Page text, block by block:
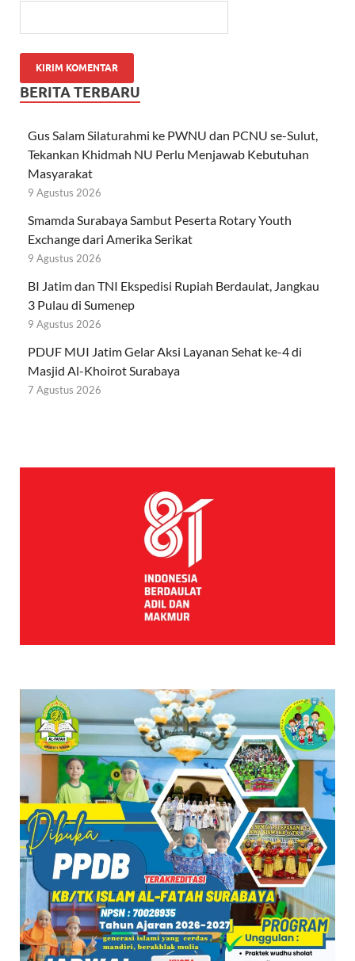
BERITA TERBARU
Gus Salam Silaturahmi ke PWNU dan PCNU se-Sulut,
Tekankan Khidmah NU Perlu Menjawab Kebutuhan
Masyarakat
9 Agustus 2026
Smamda Surabaya Sambut Peserta Rotary Youth
Exchange dari Amerika Serikat
9 Agustus 2026
BI Jatim dan TNI Ekspedisi Rupiah Berdaulat, Jangkau
3 Pulau di Sumenep
9 Agustus 2026
PDUF MUI Jatim Gelar Aksi Layanan Sehat ke-4 di
Masjid Al-Khoirot Surabaya
7 Agustus 2026